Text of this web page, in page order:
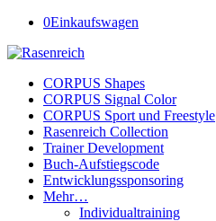
0Einkaufswagen
CORPUS Shapes
CORPUS Signal Color
CORPUS Sport und Freestyle
Rasenreich Collection
Trainer Development
Buch-Aufstiegscode
Entwicklungssponsoring
Mehr…
Individualtraining